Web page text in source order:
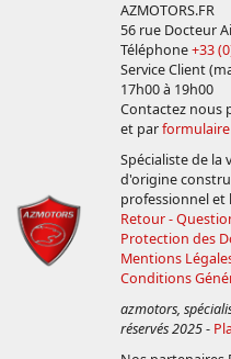
AZMOTORS.FR
56 rue Docteur
Téléphone+33
Service Client
17h00 à 19h00
Contactez nous
et par
Spécialiste de la
d'origine
professionnel et
Retour -
Protection des
Mentions
Conditions
azmotors,
réservés 2025-